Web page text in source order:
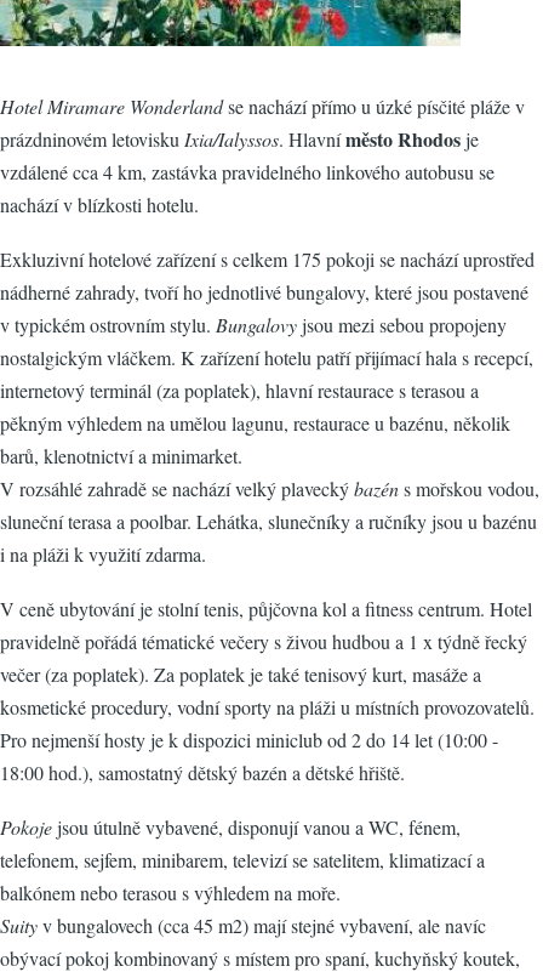
Hotel Miramare Wonderlandse nachází přímo u úzké písčité pláže v
prázdninovém letovisku Ixia/Ialyssos. Hlavníměsto Rhodosje
vzdálené cca 4 km, zastávka pravidelného linkového autobusu se
nachází v blízkosti hotelu.
Exkluzivní hotelové zařízení s celkem 175 pokoji se nachází uprostřed
nádherné zahrady, tvoří ho jednotlivé bungalovy, které jsou postavené
v typickém ostrovním stylu. Bungalovyjsou mezi sebou propojeny
nostalgickým vláčkem. K zařízení hotelu patří přijímací hala s recepcí,
internetový terminál (za poplatek), hlavní restaurace s terasou a
pěkným výhledem na umělou lagunu, restaurace u bazénu, několik
barů, klenotnictví a minimarket.
V rozsáhlé zahradě se nachází velký plaveckýbazéns mořskou vodou,
sluneční terasa a poolbar. Lehátka, slunečníky a ručníky jsou u bazénu
i na pláži k využití zdarma.
V ceně ubytování je stolní tenis, půjčovna kol a fitness centrum. Hotel
pravidelně pořádá tématické večery s živou hudbou a 1 x týdně řecký
večer (za poplatek). Za poplatek je také tenisový kurt, masáže a
kosmetické procedury, vodní sporty na pláži u místních provozovatelů.
Pro nejmenší hosty je k dispozici miniclub od 2 do 14 let (10:00 -
18:00 hod.), samostatný dětský bazén a dětské hřiště.
Pokojejsou útulně vybavené, disponují vanou a WC, fénem,
telefonem, sejfem, minibarem, televizí se satelitem, klimatizací a
balkónem nebo terasou s výhledem na moře.
Suityv bungalovech (cca 45 m2) mají stejné vybavení, ale navíc
obývací pokoj kombinovaný s místem pro spaní, kuchyňský koutek,